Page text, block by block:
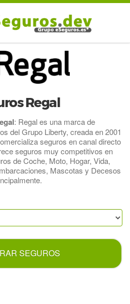
Regal
: Regal es una marca de
del Grupo Liberty, creada en 2001
seguros en canal directo
seguros muy competitivos en
de Coche, Moto, Hogar, Vida,
Mascotas y Decesos
SEGUROS